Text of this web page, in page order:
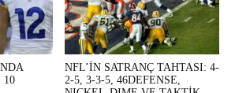
10
NFL’İN SATRANÇ TAHTASI: 4-
2-5, 3-3-5, 46DEFENSE,